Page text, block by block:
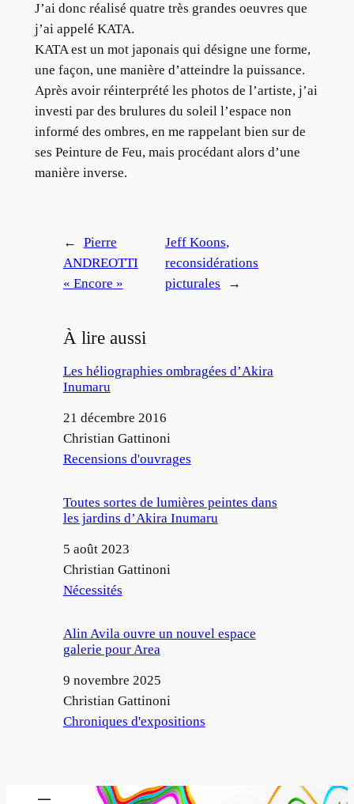
J’ai donc réalisé quatre très grandes oeuvres que
j’ai appelé KATA.
KATA est un mot japonais qui désigne une forme,
une façon, une manière d’atteindre la puissance.
Après avoir réinterprété les photos de l’artiste, j’ai
investi par des brulures du soleil l’espace non
informé des ombres, en me rappelant bien sur de
ses Peinture de Feu, mais procédant alors d’une
manière inverse.
←
Pierre
ANDREOTTI
« Encore »
Jeff Koons,
reconsidérations
picturales
→
À lire aussi
Les héliographies ombragées d’Akira
Inumaru
Date
21 décembre 2016
Auteur
Christian Gattinoni
Par rapport à
Recensions d'ouvrages
Toutes sortes de lumières peintes dans
les jardins d’Akira Inumaru
Date
5 août 2023
Auteur
Christian Gattinoni
Par rapport à
Nécessités
Alin Avila ouvre un nouvel espace
galerie pour Area
Date
9 novembre 2025
Auteur
Christian Gattinoni
Par rapport à
Chroniques d'expositions